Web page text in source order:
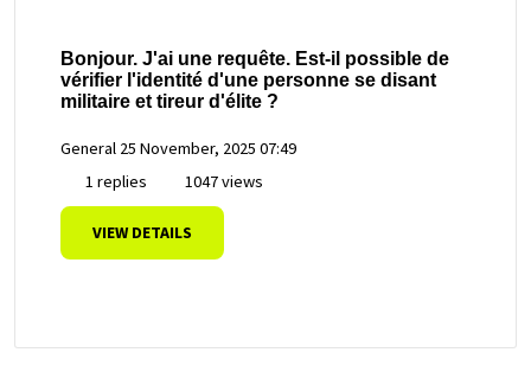
Bonjour. J'ai une requête. Est-il possible de
vérifier l'identité d'une personne se disant
militaire et tireur d'élite ?
General 25 November, 2025 07:49
1 replies
1047 views
VIEW DETAILS